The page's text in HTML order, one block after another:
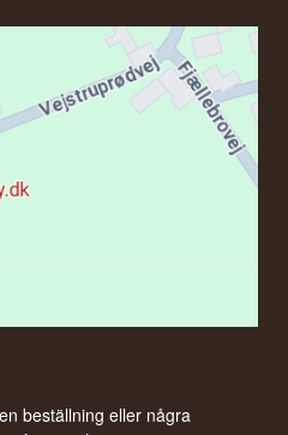
beställning eller några